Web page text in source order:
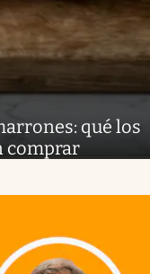
qué los
comprar